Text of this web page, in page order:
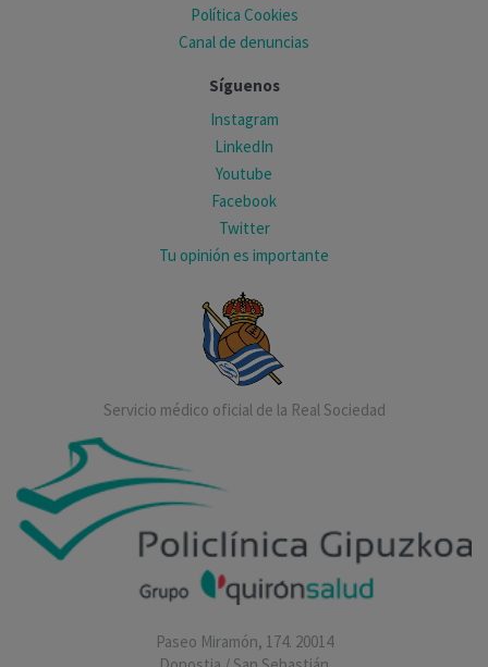
Política Cookies
Canal de denuncias
Síguenos
Instagram
LinkedIn
Youtube
Facebook
Twitter
Tu opinión es importante
Servicio médico oficial de la Real Sociedad
Paseo Miramón, 174. 20014